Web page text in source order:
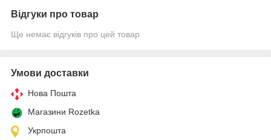
Відгуки про товар
Ще немає відгуків про цей товар
Умови доставки
Нова Пошта
Магазини Rozetka
Укрпошта